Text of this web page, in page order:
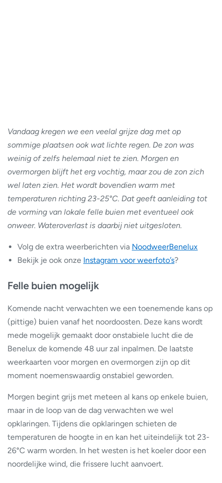
Vandaag kregen we een veelal grijze dag met op
sommige plaatsen ook wat lichte regen. De zon was
weinig of zelfs helemaal niet te zien. Morgen en
overmorgen blijft het erg vochtig, maar zou de zon zich
wel laten zien. Het wordt bovendien warm met
temperaturen richting 23-25°C. Dat geeft aanleiding tot
de vorming van lokale felle buien met eventueel ook
onweer. Wateroverlast is daarbij niet uitgesloten.
Volg de extra weerberichten via NoodweerBenelux
Bekijk je ook onze Instagram voor weerfoto’s?
Felle buien mogelijk
Komende nacht verwachten we een toenemende kans op
(pittige) buien vanaf het noordoosten. Deze kans wordt
mede mogelijk gemaakt door onstabiele lucht die de
Benelux de komende 48 uur zal inpalmen. De laatste
weerkaarten voor morgen en overmorgen zijn op dit
moment noemenswaardig onstabiel geworden.
Morgen begint grijs met meteen al kans op enkele buien,
maar in de loop van de dag verwachten we wel
opklaringen. Tijdens die opklaringen schieten de
temperaturen de hoogte in en kan het uiteindelijk tot 23-
26°C warm worden. In het westen is het koeler door een
noordelijke wind, die frissere lucht aanvoert.